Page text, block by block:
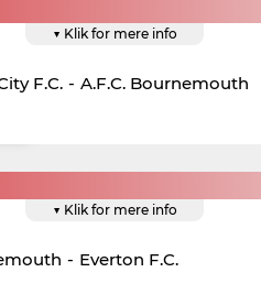
▼ Klik for mere info
F.C. - A.F.C. Bournemouth
▼ Klik for mere info
- Everton F.C.